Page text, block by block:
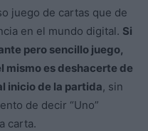
juego de cartas que de
en el mundo digital. Si
pero sencillo juego,
mismo es deshacerte de
inicio de la partida, sin
de decir “Uno”
carta.